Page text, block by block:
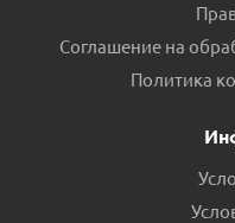
Соглашение на
Политика